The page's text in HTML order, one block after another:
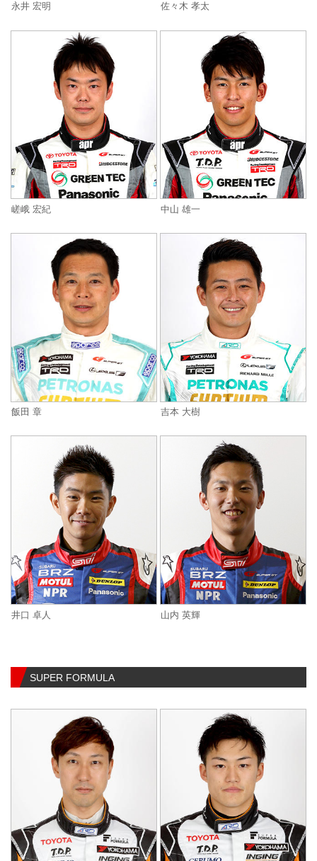
永井 宏明 佐々木 孝太
嵯峨 宏紀 中山 雄一
飯田 章 吉本 大樹
井口 卓人 山内 英輝
SUPER FORMULA